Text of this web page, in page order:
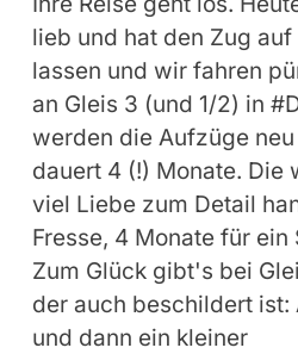
lieb und hat den Zug
lassen und wir fahren
an Gleis 3 (und 1/2) in
werden die Aufzüge
dauert 4 (!) Monate. Die
viel Liebe zum Detail
Fresse, 4 Monate für
Zum Glück gibt's bei
der auch beschildert ist:
und dann ein kleiner